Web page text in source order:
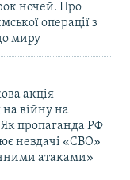
ночей. Про
операції з
миру
акція
на війну на
пропаганда РФ
невдачі «СВО»
атаками»